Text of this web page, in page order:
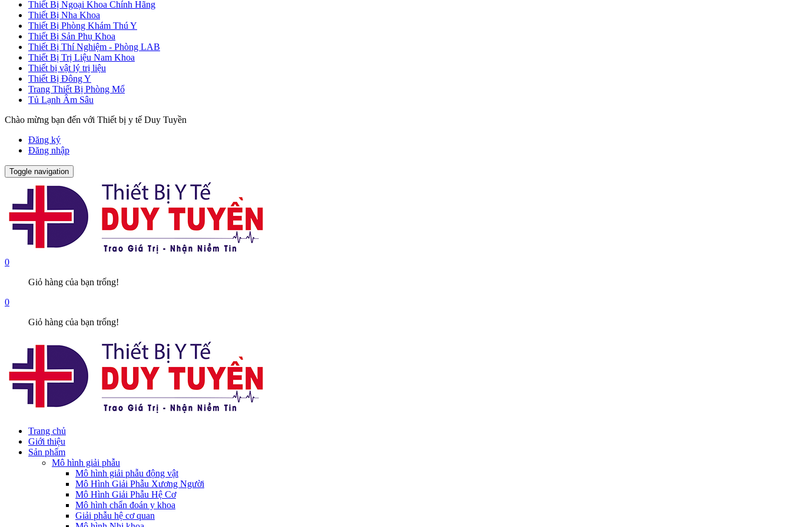
Thiết Bị Ngoại Khoa Chính Hãng
Thiết Bị Nha Khoa
Thiết Bị Phòng Khám Thú Y
Thiết Bị Sản Phụ Khoa
Thiết Bị Thí Nghiệm - Phòng LAB
Thiết Bị Trị Liệu Nam Khoa
Thiết bị vật lý trị liệu
Thiết Bị Đông Y
Trang Thiết Bị Phòng Mổ
Tủ Lạnh Âm Sâu
Chào mừng bạn đến với Thiết bị y tế Duy Tuyền
Đăng ký
Đăng nhập
Toggle navigation
0
Giỏ hàng của bạn trống!
0
Giỏ hàng của bạn trống!
Trang chủ
Giới thiệu
Sản phẩm
Mô hình giải phẫu
Mô hình giải phẫu động vật
Mô Hình Giải Phẫu Xương Người
Mô Hình Giải Phẫu Hệ Cơ
Mô hình chẩn đoán y khoa
Giải phẫu hệ cơ quan